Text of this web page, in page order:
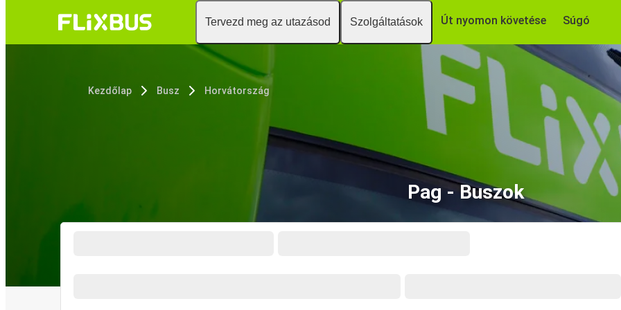
Tervezd meg az utazásod Szolgáltatások Út nyomon követése Súgó
Kezdőlap Busz Horvátország
Pag - Buszok